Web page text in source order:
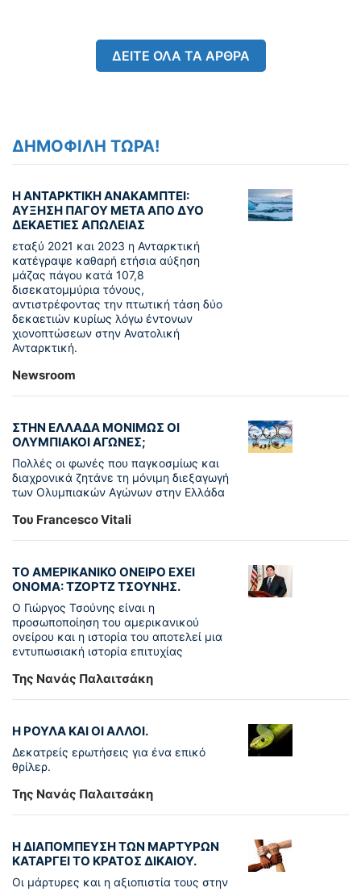
ΔΕΙΤΕ ΟΛΑ ΤΑ ΑΡΘΡΑ
ΔΗΜΟΦΙΛΗ ΤΩΡΑ!
Η ΑΝΤΑΡΚΤΙΚΗ ΑΝΑΚΑΜΠΤΕΙ:
ΑΥΞΗΣΗ ΠΑΓΟΥ ΜΕΤΑ ΑΠΟ ΔΥΟ
ΔΕΚΑΕΤΙΕΣ ΑΠΩΛΕΙΑΣ
εταξύ 2021 και 2023 η Ανταρκτική
κατέγραψε καθαρή ετήσια αύξηση
μάζας πάγου κατά 107,8
δισεκατομμύρια τόνους,
αντιστρέφοντας την πτωτική τάση δύο
δεκαετιών κυρίως λόγω έντονων
χιονοπτώσεων στην Ανατολική
Ανταρκτική.
Newsroom
ΣΤΗΝ ΕΛΛΑΔΑ ΜΟΝΙΜΩΣ ΟΙ
ΟΛΥΜΠΙΑΚΟΙ ΑΓΩΝΕΣ;
Πολλές οι φωνές που παγκοσμίως και
διαχρονικά ζητάνε τη μόνιμη διεξαγωγή
των Ολυμπιακών Αγώνων στην Ελλάδα
Του Francesco Vitali
ΤΟ ΑΜΕΡΙΚΑΝΙΚΟ ΟΝΕΙΡΟ ΕΧΕΙ
ΟΝΟΜΑ: ΤΖΟΡΤΖ ΤΣΟΥΝΗΣ.
Ο Γιώργος Τσούνης είναι η
προσωποποίηση του αμερικανικού
ονείρου και η ιστορία του αποτελεί μια
εντυπωσιακή ιστορία επιτυχίας
Της Νανάς Παλαιτσάκη
Η ΡΟΥΛΑ ΚΑΙ ΟΙ ΑΛΛΟΙ.
Δεκατρείς ερωτήσεις για ένα επικό
θρίλερ.
Της Νανάς Παλαιτσάκη
Η ΔΙΑΠΟΜΠΕΥΣΗ ΤΩΝ ΜΑΡΤΥΡΩΝ
ΚΑΤΑΡΓΕΙ ΤΟ ΚΡΑΤΟΣ ΔΙΚΑΙΟΥ.
Οι μάρτυρες και η αξιοπιστία τους στην